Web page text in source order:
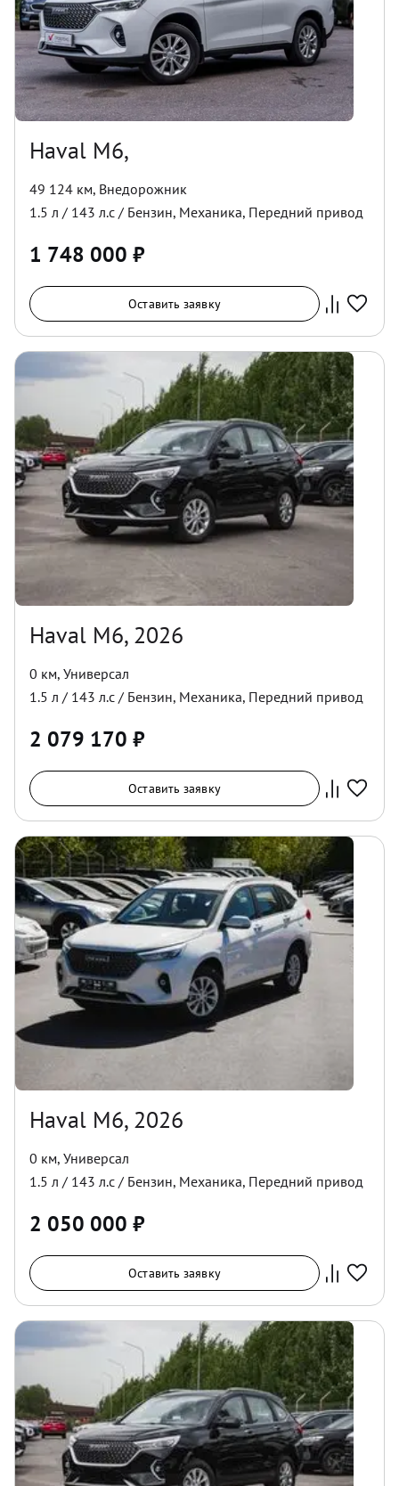
Haval M6,
49 124 км, Внедорожник
1.5 л / 143 л.с / Бензин, Механика, Передний привод
1 748 000 ₽
Оставить заявку
Haval M6, 2026
0 км, Универсал
1.5 л / 143 л.с / Бензин, Механика, Передний привод
2 079 170 ₽
Оставить заявку
Haval M6, 2026
0 км, Универсал
1.5 л / 143 л.с / Бензин, Механика, Передний привод
2 050 000 ₽
Оставить заявку